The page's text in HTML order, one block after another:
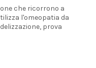
che ricorrono a
l'omeopatia da
prova